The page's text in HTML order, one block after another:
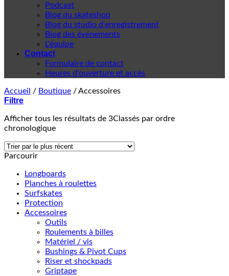
Podcast
Blog du skateshop
Blog du studio d'enregistrement
Blog des événements
L'équipe
Contact
Formulaire de contact
Heures d'ouverture et accès
Accueil / Boutique /Accessoires
Filtre
Afficher tous les résultats de 3Classés par ordre
chronologique
Parcourir
Longboards
Planches à roulettes
Surfskates
Protection
Accessoires
Outils
Roulements à billes
Matériel / vis
Bushings & Pivot Cups
Riser et shockpads
Griptape